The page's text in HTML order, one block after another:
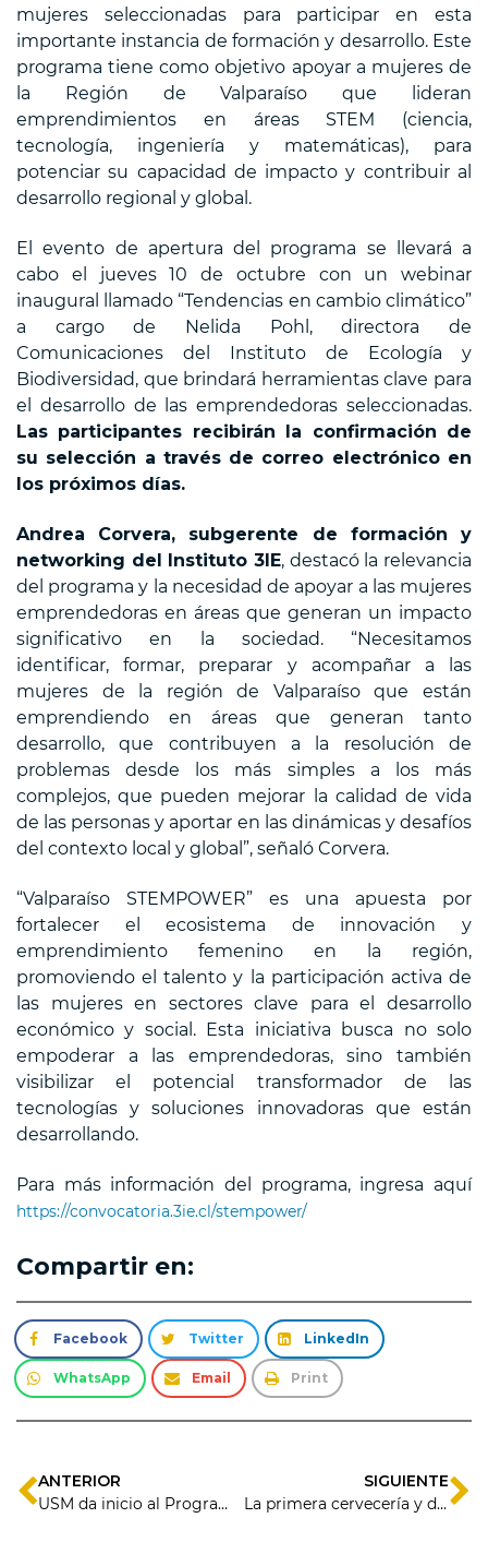
mujeres seleccionadas para participar en esta
importante instancia de formación y desarrollo. Este
programa tiene como objetivo apoyar a mujeres de
la Región de Valparaíso que lideran
emprendimientos en áreas STEM (ciencia,
tecnología, ingeniería y matemáticas), para
potenciar su capacidad de impacto y contribuir al
desarrollo regional y global.
El evento de apertura del programa se llevará a
cabo el jueves 10 de octubre con un webinar
inaugural llamado “Tendencias en cambio climático”
a cargo de Nelida Pohl, directora de
Comunicaciones del Instituto de Ecología y
Biodiversidad, que brindará herramientas clave para
el desarrollo de las emprendedoras seleccionadas.
Las participantes recibirán la confirmación de
su selección a través de correo electrónico en
los próximos días.
Andrea Corvera, subgerente de formación y
networking del Instituto 3IE, destacó la relevancia
del programa y la necesidad de apoyar a las mujeres
emprendedoras en áreas que generan un impacto
significativo en la sociedad. “Necesitamos
identificar, formar, preparar y acompañar a las
mujeres de la región de Valparaíso que están
emprendiendo en áreas que generan tanto
desarrollo, que contribuyen a la resolución de
problemas desde los más simples a los más
complejos, que pueden mejorar la calidad de vida
de las personas y aportar en las dinámicas y desafíos
del contexto local y global”, señaló Corvera.
“Valparaíso STEMPOWER” es una apuesta por
fortalecer el ecosistema de innovación y
emprendimiento femenino en la región,
promoviendo el talento y la participación activa de
las mujeres en sectores clave para el desarrollo
económico y social. Esta iniciativa busca no solo
empoderar a las emprendedoras, sino también
visibilizar el potencial transformador de las
tecnologías y soluciones innovadoras que están
desarrollando.
Para más información del programa, ingresa aquí
https://convocatoria.3ie.cl/stempower/
Compartir en:
Facebook Twitter LinkedIn
WhatsApp Email Print
ANTERIOR
USM da inicio al Programa “Valparaíso STEMPOWER: Mujeres que transforman” con webinar inaugural
SIGUIENTE
La primera cervecería y destilería sustentable en el corazón del Valle del Elqui